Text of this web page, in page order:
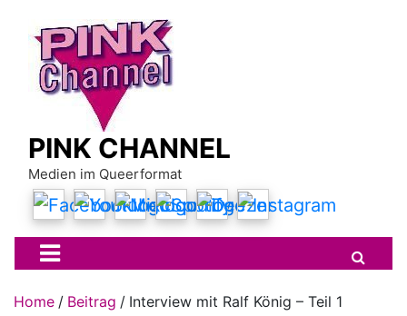
content
PINK CHANNEL
Medien im Queerformat
Home Beitrag Interview mit Ralf König – Teil 1